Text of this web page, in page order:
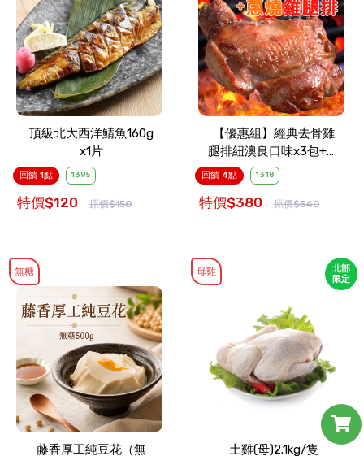
頂級北大西洋鯖魚160g
x1片
回饋 1點 1395
特價$120 原價$150
【優惠組】經典去骨雞
腿排紐澳良口味x3包+蔥
燒口味x3包
回饋 4點 1318
特價$380 原價$540
藤香厚工純豆花（無
無糖
北部
限定
土雞(母)2.1kg/隻
母雞